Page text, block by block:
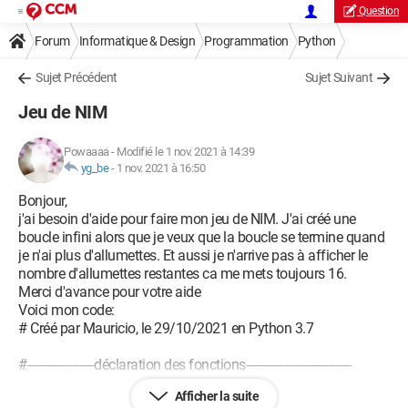
Question
Forum Informatique & Design Programmation Python
Sujet Précédent Sujet Suivant
Jeu de NIM
Powaaaa- Modifié le 1 nov. 2021 à 14:39
yg_be- 1 nov. 2021 à 16:50
Bonjour,
j'ai besoin d'aide pour faire mon jeu de NIM. J'ai créé une
boucle infini alors que je veux que la boucle se termine quand
je n'ai plus d'allumettes. Et aussi je n'arrive pas à afficher le
nombre d'allumettes restantes ca me mets toujours 16.
Merci d'avance pour votre aide
Voici mon code:
# Créé par Mauricio, le 29/10/2021 en Python 3.7
#---------------------déclaration des fonctions---------------------------------
#----------------------Programme principal--------------------------------------
Afficher la suite